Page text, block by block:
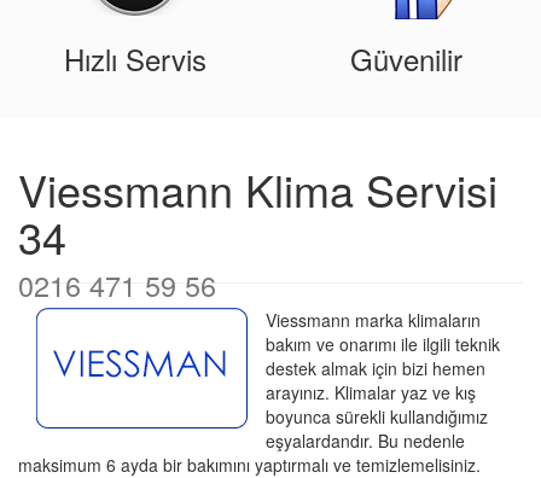
Hızlı Servis Güvenilir
Viessmann Klima Servisi
34
0216 471 59 56
Viessmann marka klimaların
bakım ve onarımı ile ilgili teknik
destek almak için bizi hemen
arayınız. Klimalar yaz ve kış
boyunca sürekli kullandığımız
eşyalardandır. Bu nedenle
maksimum 6 ayda bir bakımını yaptırmalı ve temizlemelisiniz.